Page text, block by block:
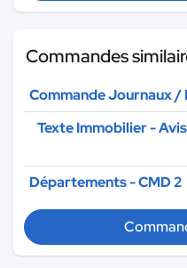
Commandes
Commande Journaux
Texte Immobilier -
Départements - CMD 2